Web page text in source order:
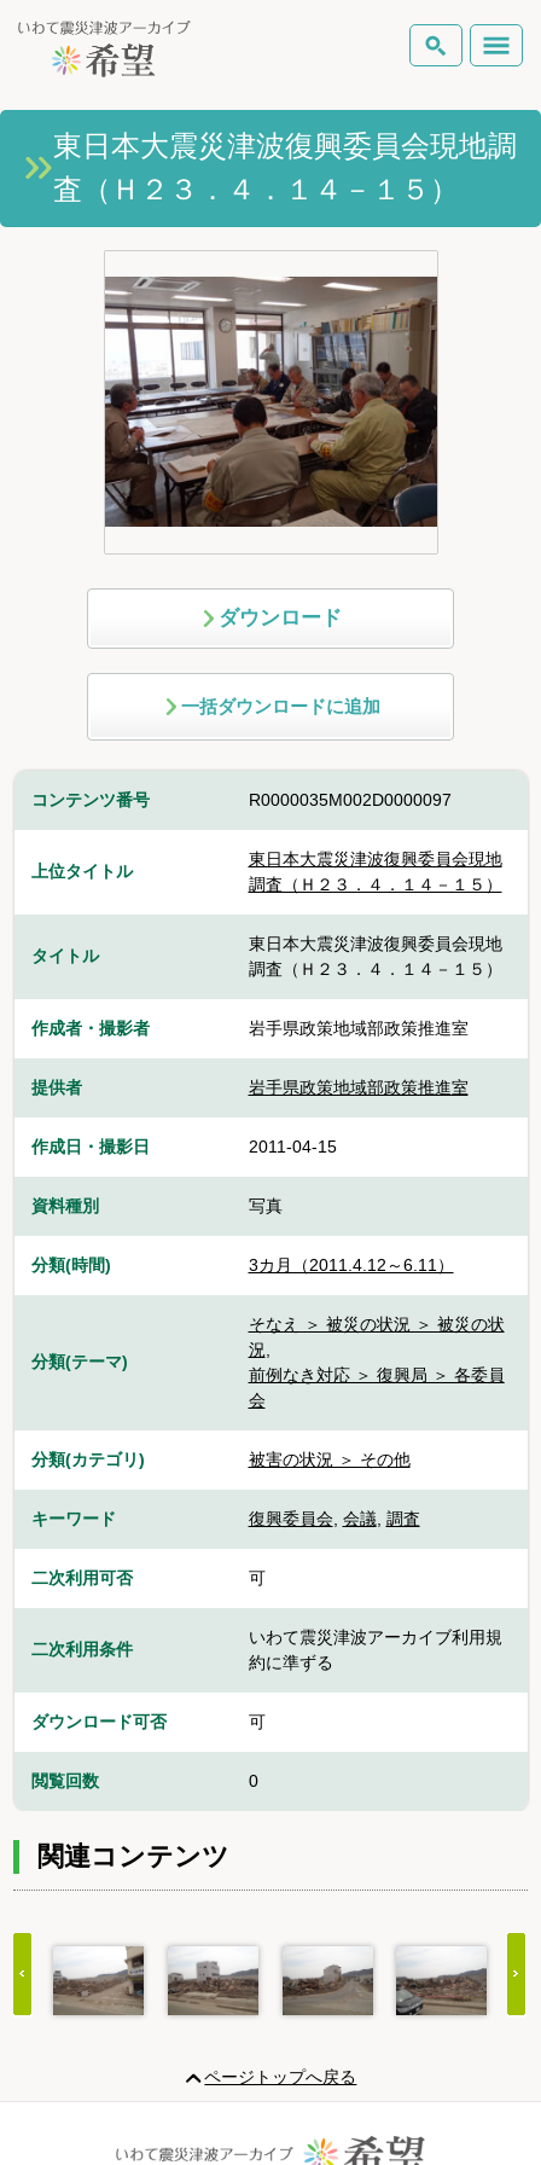
いわて震災津波アーカイブとは
岩手県の被害状況
ピックアップコンテンツ
Foreign Laguage
検索
東日本大震災津波復興委員会現地調
査（Ｈ２３．４．１４－１５）
ダウンロード
一括ダウンロードに追加
コンテンツ番号 R0000035M002D0000097
上位タイトル
東日本大震災津波復興委員会現地
調査（Ｈ２３．４．１４－１５）
タイトル
東日本大震災津波復興委員会現地
調査（Ｈ２３．４．１４－１５）
作成者・撮影者 岩手県政策地域部政策推進室
提供者 岩手県政策地域部政策推進室
作成日・撮影日 2011-04-15
資料種別 写真
分類(時間) 3カ月（2011.4.12～6.11）
分類(テーマ)
そなえ ＞ 被災の状況 ＞ 被災の状
況,
前例なき対応 ＞ 復興局 ＞ 各委員
会
分類(カテゴリ) 被害の状況 ＞ その他
キーワード 復興委員会, 会議, 調査
二次利用可否 可
二次利用条件
いわて震災津波アーカイブ利用規
約に準ずる
ダウンロード可否 可
閲覧回数 0
関連コンテンツ
20
ページトップへ戻る